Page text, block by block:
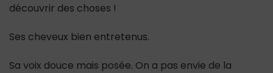
découvrir des choses !
Ses cheveux bien entretenus.
Sa voix douce mais posée. On a pas envie de la